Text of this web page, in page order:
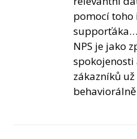
pomocí toho
supporťáka…
NPS je jako
zákazníků